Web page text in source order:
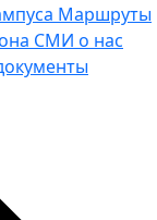
Маршруты
СМИ о нас